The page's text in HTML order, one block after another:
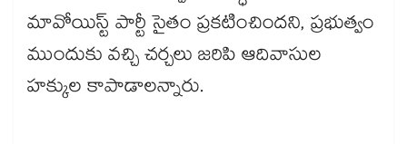
మావోయిస్ట్‌‌ పార్టీ సైతం ప్రకటించిందని, ప్రభుత్వం
ముందుకు వచ్చి చర్చలు జరిపి ఆదివాసుల
హక్కుల కాపాడాలన్నారు.